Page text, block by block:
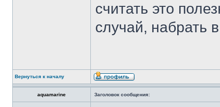
считать это
случай, набрать
Вернуться к началу
aquamarine Заголовок сообщения: